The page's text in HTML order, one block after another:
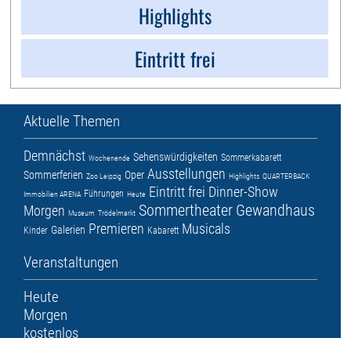
Highlights
Eintritt frei
Aktuelle Themen
Demnächst Wochenende Sehenswürdigkeiten Sommerkabarett
Sommerferien Zoo Leipzig Oper Ausstellungen Highlights QUARTERBACK
Immobilien ARENA Führungen Heute Eintritt frei Dinner-Show
Morgen Museum Trödelmarkt Sommertheater Gewandhaus
Kinder Galerien Premieren Kabarett Musicals
Veranstaltungen
Heute
Morgen
kostenlos